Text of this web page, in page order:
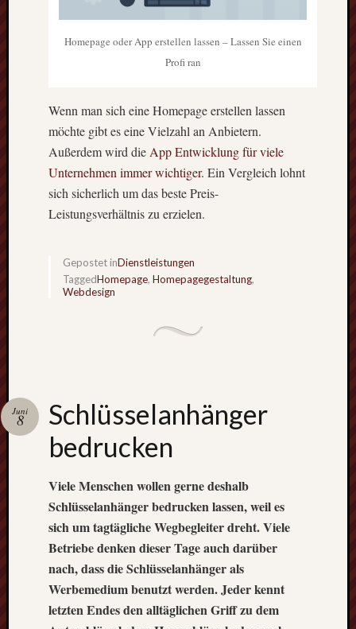
Homepage oder App erstellen lassen – Lassen Sie einen
Profi ran
Wenn man sich eine Homepage erstellen lassen
möchte gibt es eine Vielzahl an Anbietern.
Außerdem wird die App Entwicklung für viele
Unternehmen immer wichtiger. Ein Vergleich lohnt
sich sicherlich um das beste Preis-
Leistungsverhältnis zu erzielen.
Gepostet inDienstleistungen
TaggedHomepage, Homepagegestaltung,
Webdesign
Schlüsselanhänger
bedrucken
Juni
8
Viele Menschen wollen gerne deshalb
Schlüsselanhänger bedrucken lassen, weil es
sich um tagtägliche Wegbegleiter dreht. Viele
Betriebe denken dieser Tage auch darüber
nach, dass die Schlüsselanhänger als
Werbemedium benutzt werden. Jeder kennt
letzten Endes den alltäglichen Griff zu dem